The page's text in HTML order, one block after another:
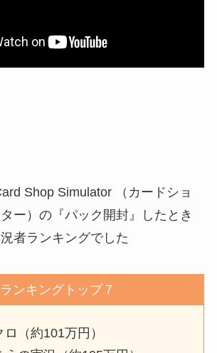
Shop Simulator （カードショ
ー）の『パック開封』したとき
者ランキングでした
ランキングトップ７
（約101万円）